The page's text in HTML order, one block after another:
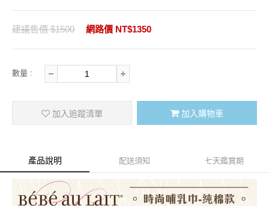
建議售價 $1500 網路價 NT$1350
數量 :
加入追蹤清單 加入購物車
產品說明 配送須知 七天鑑賞期